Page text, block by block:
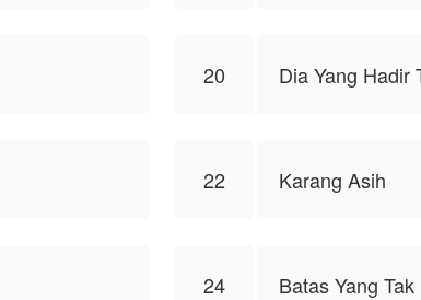
20 Dia Yang Hadir
22 Karang Asih
24 Batas Yang